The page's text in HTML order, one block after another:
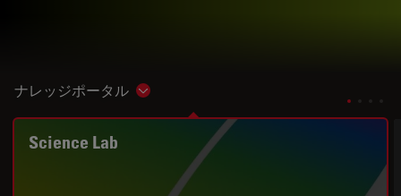
ナレッジポータル Show subnavigation
Science Lab